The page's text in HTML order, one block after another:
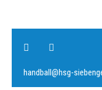
handball@hsg-